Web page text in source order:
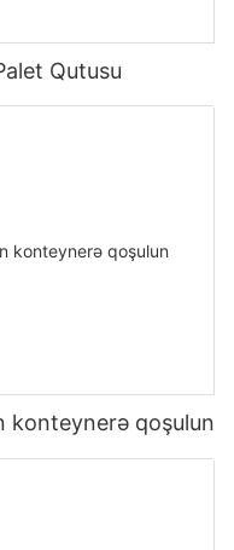
Qutusu
konteynerə qoşulun